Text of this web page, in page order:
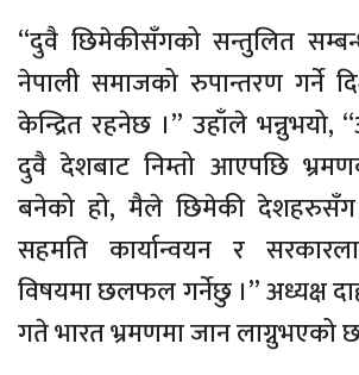
“दुवै छिमेकीसँगको सन्तुलित
नेपाली समाजको रुपान्तरण गर्ने
केन्द्रित रहनेछ ।” उहाँले भन्नुभयो,
दुवै देशबाट निम्तो आएपछि
बनेको हो, मैले छिमेकी देशहरुसँग
सहमति कार्यान्वयन र
विषयमा छलफल गर्नेछु ।” अध्यक्ष
गते भारत भ्रमणमा जान लाग्नुभएको